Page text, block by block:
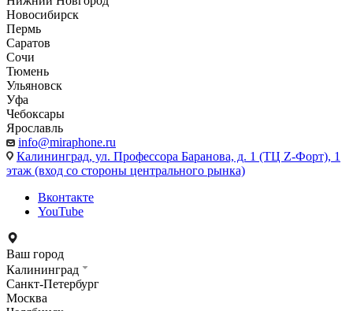
Новосибирск
Пермь
Саратов
Сочи
Тюмень
Ульяновск
Уфа
Чебоксары
Ярославль
info@miraphone.ru
Калининград, ул. Профессора Баранова, д. 1 (ТЦ Z-Форт), 1
этаж (вход со стороны центрального рынка)
Вконтакте
YouTube
Ваш город
Калининград
Санкт-Петербург
Москва